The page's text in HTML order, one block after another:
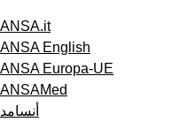
ANSA.it
ANSA English
ANSA Europa-UE
ANSAMed
أنسامد